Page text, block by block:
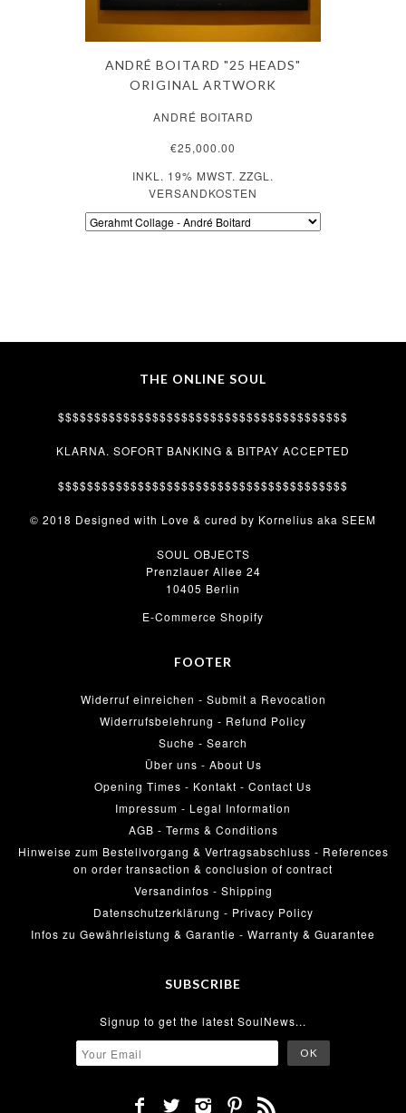
ANDRÉ BOITARD "25 HEADS"
ORIGINAL ARTWORK
ANDRÉ BOITARD
€25,000.00
INKL. 19% MWST. ZZGL.
VERSANDKOSTEN
THE ONLINE SOUL
$$$$$$$$$$$$$$$$$$$$$$$$$$$$$$$$$$$$$$$$
KLARNA. SOFORT BANKING & BITPAY ACCEPTED
$$$$$$$$$$$$$$$$$$$$$$$$$$$$$$$$$$$$$$$$
© 2018 Designed with Love & cured by Kornelius aka SEEM
SOUL OBJECTS
Prenzlauer Allee 24
10405 Berlin
E-Commerce Shopify
FOOTER
Widerruf einreichen - Submit a Revocation
Widerrufsbelehrung - Refund Policy
Suche - Search
Über uns - About Us
Opening Times - Kontakt - Contact Us
Impressum - Legal Information
AGB - Terms & Conditions
Hinweise zum Bestellvorgang & Vertragsabschluss - References
on order transaction & conclusion of contract
Versandinfos - Shipping
Datenschutzerklärung - Privacy Policy
Infos zu Gewährleistung & Garantie - Warranty & Guarantee
SUBSCRIBE
Signup to get the latest SoulNews...